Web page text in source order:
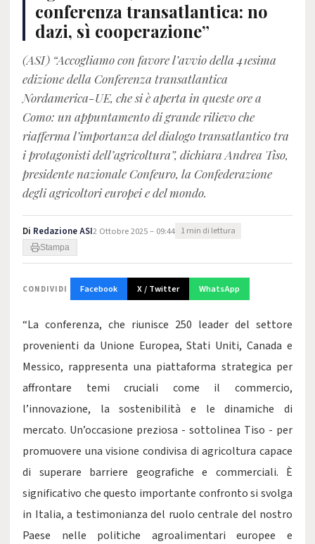
conferenza transatlantica: no
dazi, sì cooperazione”
(ASI) “Accogliamo con favore l’avvio della 41esima
edizione della Conferenza transatlantica
Nordamerica-UE, che si è aperta in queste ore a
Como: un appuntamento di grande rilievo che
riafferma l’importanza del dialogo transatlantico tra
i protagonisti dell’agricoltura”, dichiara Andrea Tiso,
presidente nazionale Confeuro, la Confederazione
degli agricoltori europei e del mondo.
Di Redazione ASI2 Ottobre 2025 – 09:44 1 min di lettura
Stampa
CONDIVIDI Facebook X / Twitter WhatsApp
“La conferenza, che riunisce 250 leader del settore
provenienti da Unione Europea, Stati Uniti, Canada e
Messico, rappresenta una piattaforma strategica per
affrontare temi cruciali come il commercio,
l’innovazione, la sostenibilità e le dinamiche di
mercato. Un’occasione preziosa - sottolinea Tiso - per
promuovere una visione condivisa di agricoltura capace
di superare barriere geografiche e commerciali. È
significativo che questo importante confronto si svolga
in Italia, a testimonianza del ruolo centrale del nostro
Paese nelle politiche agroalimentari europee e